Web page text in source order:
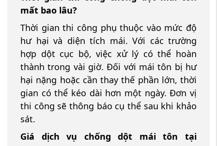
mất bao lâu?
Thời gian thi công phụ thuộc vào mức độ
hư hại và diện tích mái. Với các trường
hợp dột cục bộ, việc xử lý có thể hoàn
thành trong vài giờ. Đối với mái tôn bị hư
hại nặng hoặc cần thay thế phần lớn, thời
gian có thể kéo dài hơn một ngày. Đơn vị
thi công sẽ thông báo cụ thể sau khi khảo
sát.
Giá dịch vụ chống dột mái tôn tại